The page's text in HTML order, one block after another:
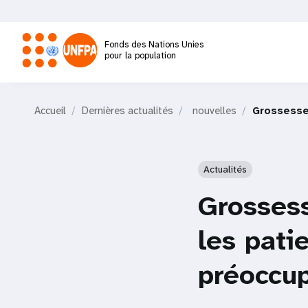
contenu
principal
Fonds des Nations Unies
pour la population
Accueil Dernières actualités nouvelles
Actualités
les